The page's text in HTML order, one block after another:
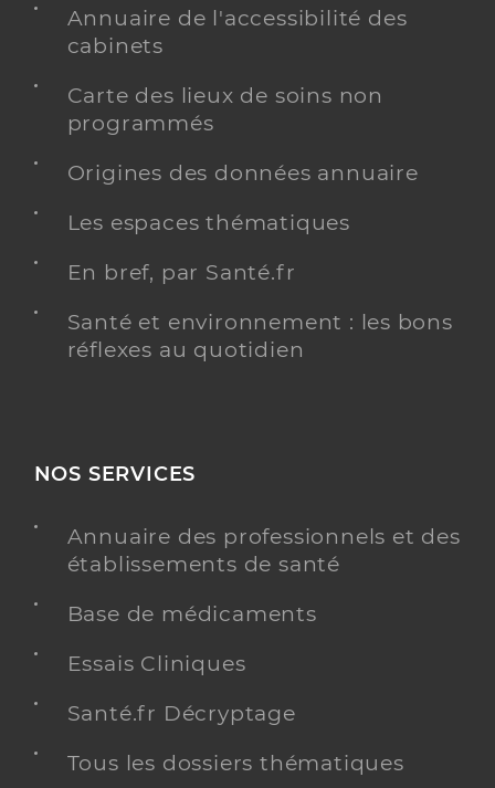
Annuaire de l'accessibilité des
cabinets
Carte des lieux de soins non
programmés
Origines des données annuaire
Les espaces thématiques
En bref, par Santé.fr
Santé et environnement : les bons
réflexes au quotidien
NOS SERVICES
Annuaire des professionnels et des
établissements de santé
Base de médicaments
Essais Cliniques
Santé.fr Décryptage
Tous les dossiers thématiques